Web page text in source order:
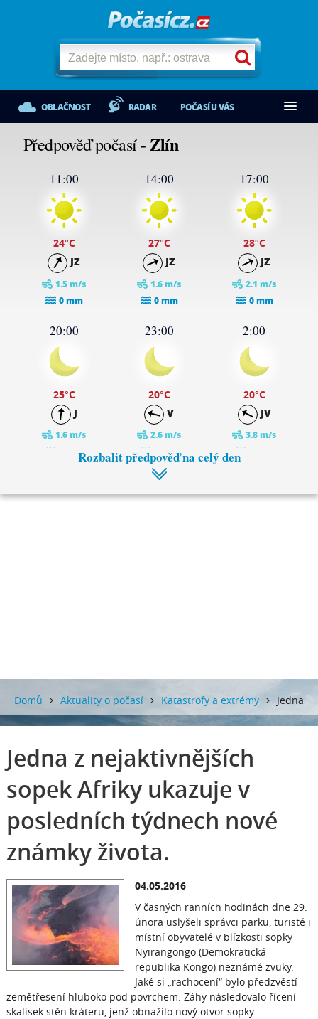
OBLAČNOST RADAR POČASÍ U VÁS
Předpověď počasí -Zlín
11:00
24°C
JZ
1.5 m/s
0 mm
14:00
27°C
JZ
1.6 m/s
0 mm
17:00
28°C
JZ
2.1 m/s
0 mm
20:00
25°C
J
1.6 m/s
0 mm
23:00
20°C
V
2.6 m/s
0 mm
2:00
20°C
JV
3.8 m/s
Rozbalit předpověď na celý den
Domů Aktuality o počasí Katastrofy a extrémy Jedna
z nejaktivnějších sopek Afriky ukazuje v posledních týdnech
nové známky života.
Jedna z nejaktivnějších
sopek Afriky ukazuje v
posledních týdnech nové
známky života.
04.05.2016
V časných ranních hodinách dne 29.
února uslyšeli správci parku, turisté i
místní obyvatelé v blízkosti sopky
Nyirangongo (Demokratická
republika Kongo) neznámé zvuky.
Jaké si „rachocení“ bylo předzvěstí
zemětřesení hluboko pod povrchem. Záhy následovalo řícení
skalisek stěn kráteru, jenž obnažilo nový otvor sopky.